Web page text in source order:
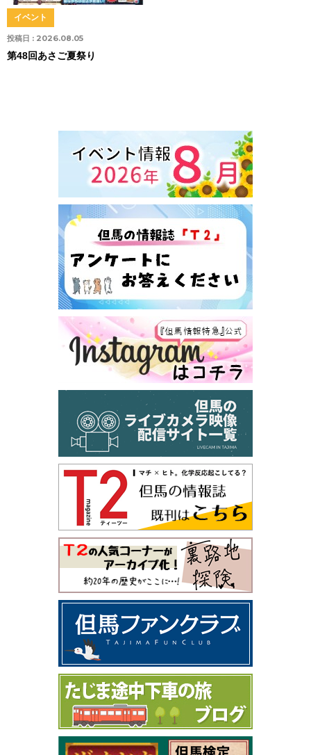
投稿日 : 2026.08.05
イベント
第48回あさご夏祭り